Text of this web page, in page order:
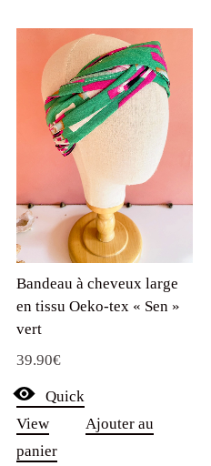
Bandeau à cheveux large
en tissu Oeko-tex « Sen »
vert
39.90€
Quick
View
Ajouter au
panier